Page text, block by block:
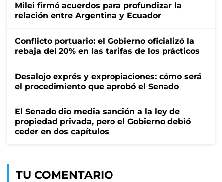
Milei firmó acuerdos para profundizar la
relación entre Argentina y Ecuador
Conflicto portuario: el Gobierno oficializó la
rebaja del 20% en las tarifas de los prácticos
Desalojo exprés y expropiaciones: cómo será
el procedimiento que aprobó el Senado
El Senado dio media sanción a la ley de
propiedad privada, pero el Gobierno debió
ceder en dos capítulos
TU COMENTARIO